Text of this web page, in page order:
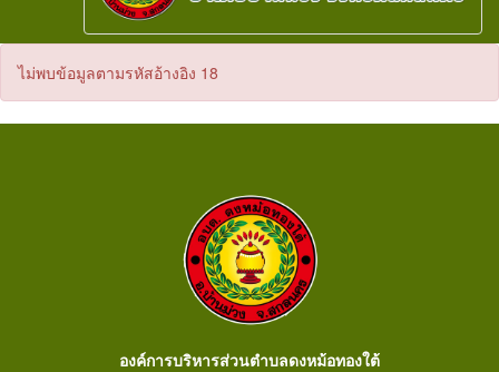
ไม่พบข้อมูลตามรหัสอ้างอิง 18
องค์การบริหารส่วนตำบลดงหม้อทองใต้